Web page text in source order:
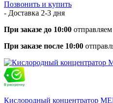
Позвонить и купить
- Доставка 2-3 дня
При заказе до 10:00
При заказе после 10:00
Кислородный концентратор